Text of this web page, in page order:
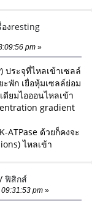
องresting
pm »
ประจุที่ไหลเข้าเซลล์
พัก เยื่อหุ้มเซลล์ย่อม
ยมไอออนไหลเข้า
gradient
ATPase ด้วยก็คงจะ
ไหลเข้า
/ฟิสิกส์
pm »